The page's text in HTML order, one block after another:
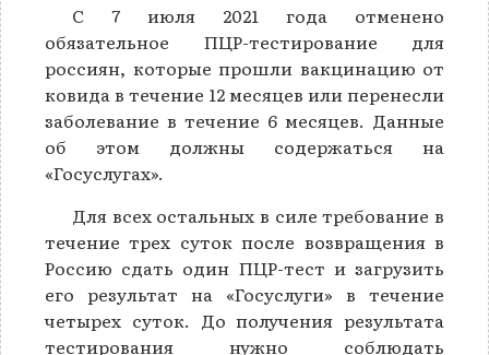
С 7 июля 2021 года отменено
обязательное ПЦР-тестирование для
россиян, которые прошли вакцинацию от
ковида в течение 12 месяцев или перенесли
заболевание в течение 6 месяцев. Данные
об этом должны содержаться на
«Госуслугах».
Для всех остальных в силе требование в
течение трех суток после возвращения в
Россию сдать один ПЦР-тест и загрузить
его результат на «Госуслуги» в течение
четырех суток. До получения результата
тестирования нужно соблюдать